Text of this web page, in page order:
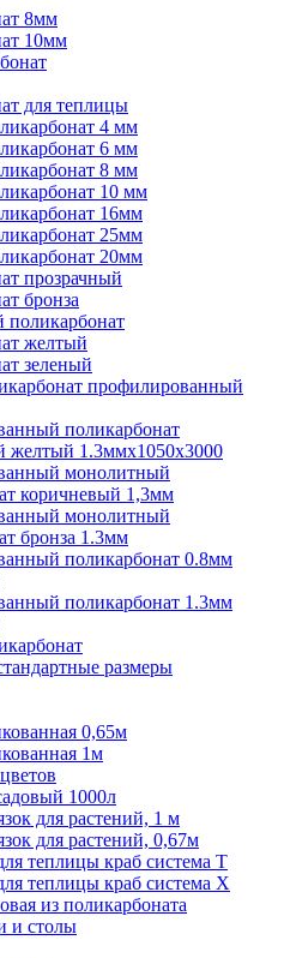
8мм
10мм
для теплицы
4 мм
6 мм
8 мм
10 мм
16мм
25мм
20мм
прозрачный
бронза
желтый
зеленый
профилированный
поликарбонат
желтый 1.3ммх1050х3000
монолитный
коричневый 1,3мм
монолитный
бронза 1.3мм
поликарбонат 0.8мм
поликарбонат 1.3мм
размеры
0,65м
1м
1000л
для растений, 1 м
для растений, 0,67м
теплицы краб система Т
теплицы краб система Х
из поликарбоната
и столы